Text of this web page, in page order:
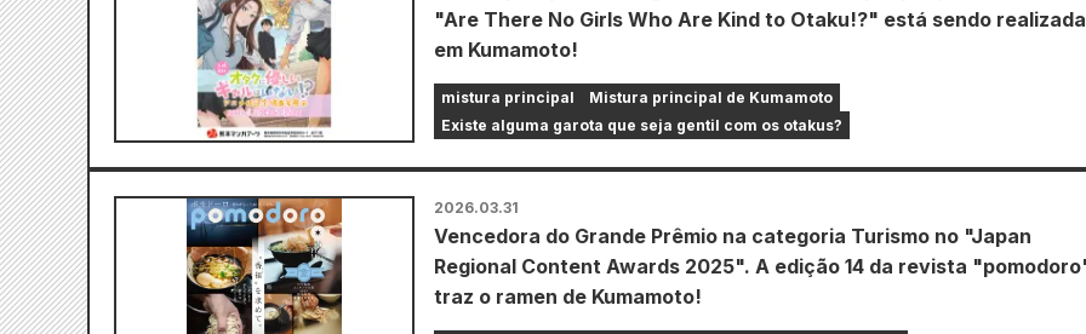
"Are There No Girls Who Are Kind to Otaku!?" está sendo realizada
em Kumamoto!
mistura principal
Mistura principal de Kumamoto
Existe alguma garota que seja gentil com os otakus?
2026.03.31
Vencedora do Grande Prêmio na categoria Turismo no "Japan
Regional Content Awards 2025". A edição 14 da revista
traz o ramen de Kumamoto!